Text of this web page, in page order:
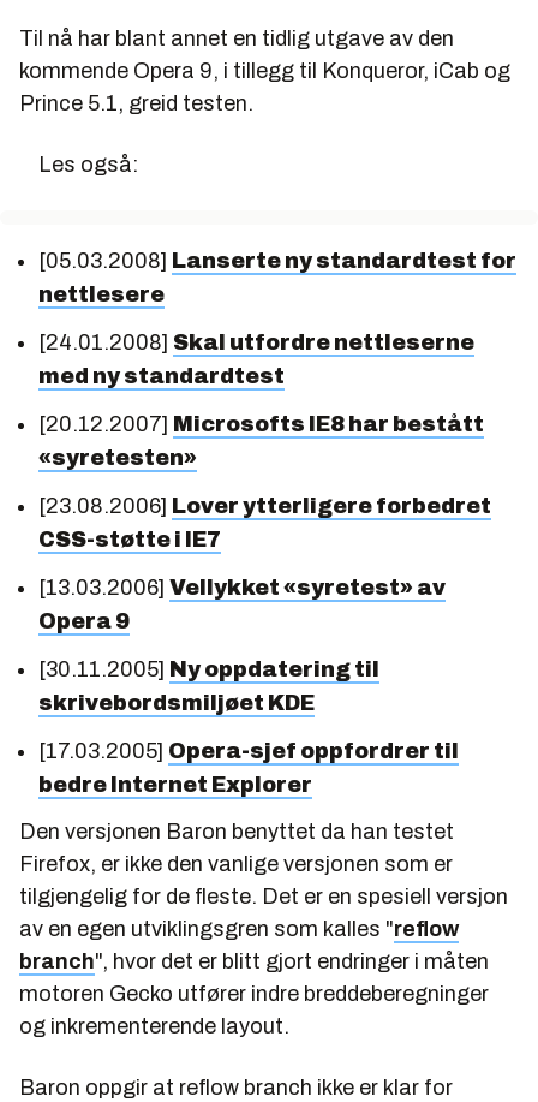
Til nå har blant annet en tidlig utgave av den
kommende Opera 9, i tillegg til Konqueror, iCab og
Prince 5.1, greid testen.
Les også:
[05.03.2008] Lanserte ny standardtest for
nettlesere
[24.01.2008] Skal utfordre nettleserne
med ny standardtest
[20.12.2007] Microsofts IE8 har bestått
«syretesten»
[23.08.2006] Lover ytterligere forbedret
CSS-støtte i IE7
[13.03.2006] Vellykket «syretest» av
Opera 9
[30.11.2005] Ny oppdatering til
skrivebordsmiljøet KDE
[17.03.2005] Opera-sjef oppfordrer til
bedre Internet Explorer
Den versjonen Baron benyttet da han testet
Firefox, er ikke den vanlige versjonen som er
tilgjengelig for de fleste. Det er en spesiell versjon
av en egen utviklingsgren som kalles "reflow
branch", hvor det er blitt gjort endringer i måten
motoren Gecko utfører indre breddeberegninger
og inkrementerende layout.
Baron oppgir at reflow branch ikke er klar for